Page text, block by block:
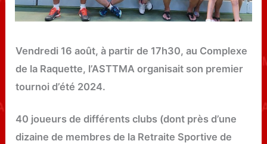
Vendredi 16 août, à partir de 17h30, au Complexe
de la Raquette, l’ASTTMA organisait son premier
tournoi d’été 2024.
40 joueurs de différents clubs (dont près d’une
dizaine de membres de la Retraite Sportive de